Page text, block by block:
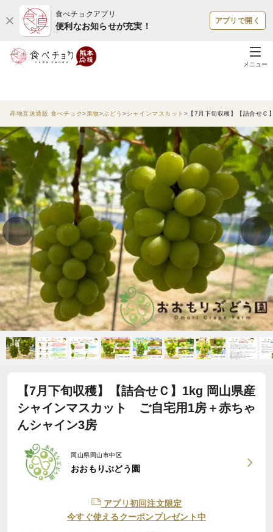
食べチョクアプリ
便利なお知らせが充実！
アプリで開く
メニュー
産地直送通販 食べチョク 果物 ぶどう シャインマスカット 【7月下旬収穫】【詰合せ
【7月下旬収穫】【詰合せＣ】1kg 岡山県産
シャインマスカット ご自宅用1房＋赤ちゃ
んシャイン3房
岡山県岡山市中区
おおもりぶどう園
アプリ初回注文限定
今すぐ使えるクーポンプレゼント中